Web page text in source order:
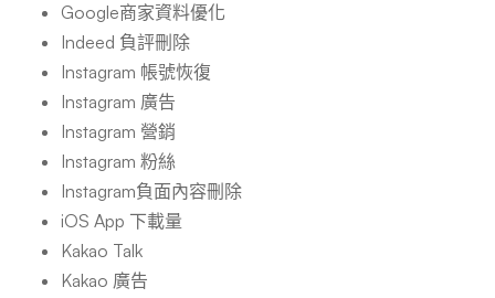
Google商家資料優化
Indeed 負評刪除
Instagram 帳號恢復
Instagram 廣告
Instagram 營銷
Instagram 粉絲
Instagram負面內容刪除
iOS App 下載量
Kakao Talk
Kakao 廣告